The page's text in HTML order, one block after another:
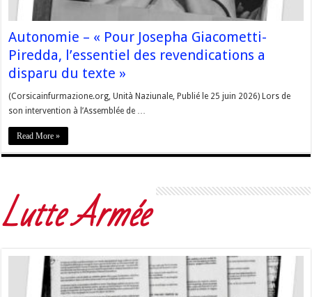
Autonomie – « Pour Josepha Giacometti-
Piredda, l’essentiel des revendications a
disparu du texte »
(Corsicainfurmazione.org, Unità Naziunale, Publié le 25 juin 2026) Lors de
son intervention à l’Assemblée de …
Read More »
Lutte Armée